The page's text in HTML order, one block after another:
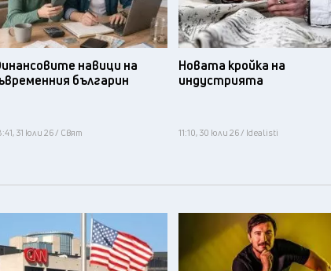
навици на
българин
31 юли 26 / Свят
Новата кройка на
индустрията
11:10, 30 юли 26 / Idealisti